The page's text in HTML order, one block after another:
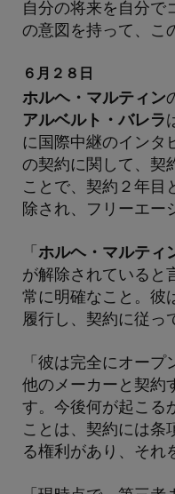
自分の将来を自分で
の意図を持って、こ
６月２８日
ホルヘ・マルティン
アルベルト・バレラ
に国際中継のインタ
の契約に関して、契
ことで、契約２年目
除され、フリーエー
「 ホルヘ・マルティ
が解除されていると
常に明確なこと。彼
履行し、契約に従っ
「彼は完全にオー
他のメーカーと契約
す。今後何が起こる
ことは、契約には条
る権利があり、それ